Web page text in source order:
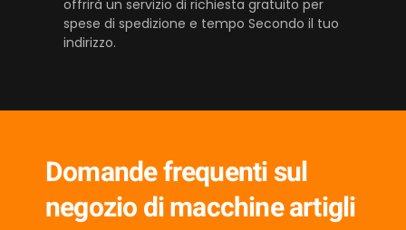
offrirà un servizio di richiesta gratuito per
spese di spedizione e tempo Secondo il tuo
indirizzo.
Domande frequenti sul
negozio di macchine artigli